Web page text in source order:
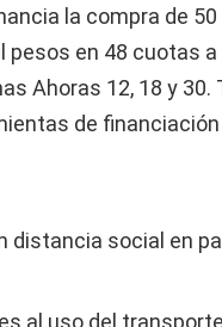
la compra de
pesos en 48 cuotas
Ahoras 12, 18 y
de
distancia social en
al uso del